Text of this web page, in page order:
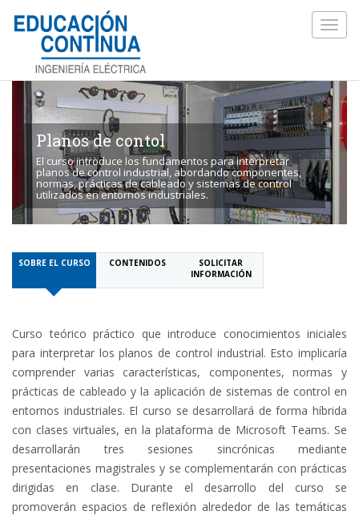
Planos de contol
El curso introduce los fundamentos para interpretar
planos de control industrial, abordando componentes,
normas, prácticas de cableado y sistemas de control
utilizados en entornos industriales.
SOBRE EL CURSO CONTENIDOS
SOLICITAR
INFORMACIÓN
Curso teórico práctico que introduce conocimientos iniciales
para interpretar los planos de control industrial. Esto implicaría
comprender varias características, componentes, normas y
prácticas de cableado y la aplicación de sistemas de control en
entornos industriales. El curso se desarrollará de forma híbrida
con clases virtuales, en la plataforma de Microsoft Teams. Se
desarrollarán tres sesiones sincrónicas mediante
presentaciones magistrales y se complementarán con prácticas
dirigidas en clase. Durante el desarrollo del curso se
promoverán espacios de reflexión alrededor de las temáticas